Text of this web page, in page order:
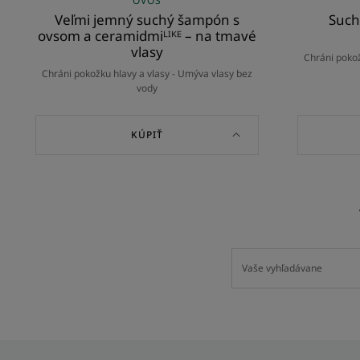
Veľmi jemný suchý šampón s
ovsom a ceramidmiᴸᴵᴷᴱ – na tmavé
vlasy
Chráni pokožku hlavy a vlasy - Umýva vlasy bez
vody
KÚPIŤ
Chráni